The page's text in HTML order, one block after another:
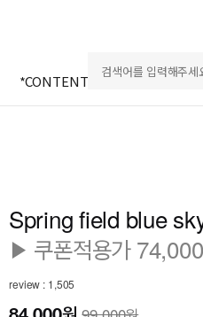
*CONTENTS
Spring field blue
▶ 쿠폰적용가
review : 1,505